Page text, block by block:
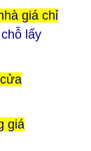
giá chỉ
lấy
cửa
giá